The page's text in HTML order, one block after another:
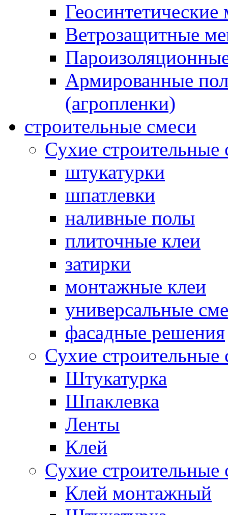
Геосинтетические
Ветрозащитные
Армированные
(агропленки)
строительные смеси
Сухие строительные
штукатурки
шпатлевки
наливные полы
плиточные клеи
затирки
монтажные клеи
универсальные
фасадные решения
Сухие
Штукатурка
Шпаклевка
Ленты
Клей
Сухие
Клей монтажный